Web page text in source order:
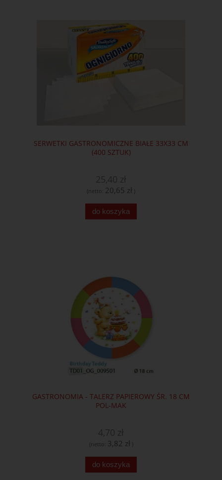
SERWETKI GASTRONOMICZNE BIAŁE 33X33 CM
(400 SZTUK)
(netto: 20,65 zł )
do koszyka
GASTRONOMIA - TALERZ PAPIEROWY ŚR. 18 CM
POL-MAK
(netto: 3,82 zł )
do koszyka